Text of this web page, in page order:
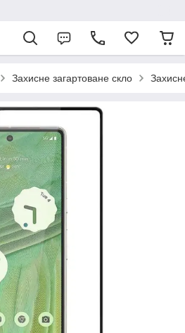
Захисне загартоване скло